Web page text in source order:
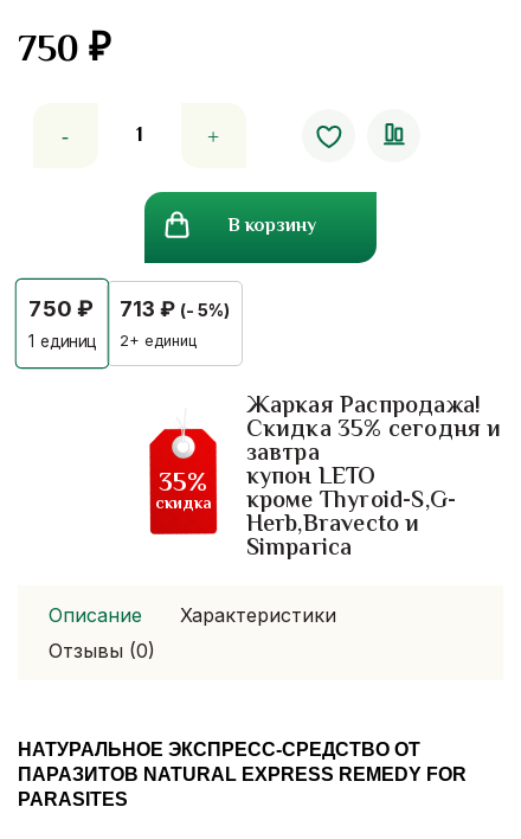
750₽
товара
паразитов
Natural
Express
Remedy
В корзину
750 ₽
1 единиц
713 ₽ (- 5%)
2+ единиц
Жаркая Распродажа!
Скидка 35% сегодня и
завтра
купон LETO
кроме Thyroid-S,G-
Herb,Bravecto и
Simparica
35%
скидка
Описание
Характеристики
Отзывы (0)
НАТУРАЛЬНОЕ ЭКСПРЕСС-СРЕДСТВО ОТ
ПАРАЗИТОВ NATURAL EXPRESS REMEDY FOR
PARASITES